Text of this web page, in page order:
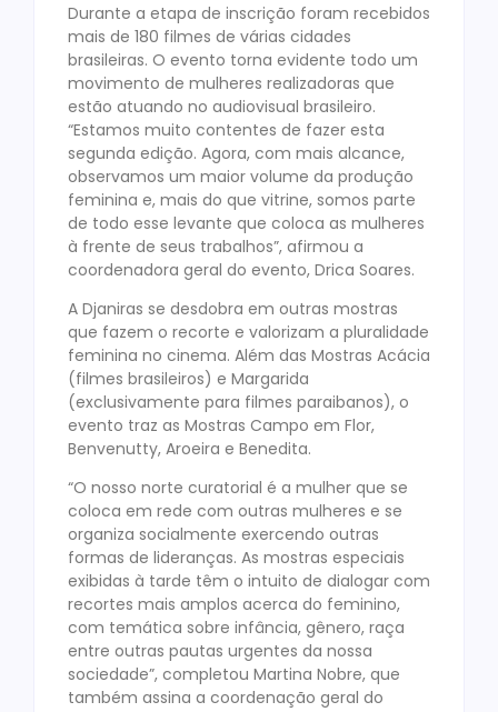
Durante a etapa de inscrição foram recebidos
mais de 180 filmes de várias cidades
brasileiras. O evento torna evidente todo um
movimento de mulheres realizadoras que
estão atuando no audiovisual brasileiro.
“Estamos muito contentes de fazer esta
segunda edição. Agora, com mais alcance,
observamos um maior volume da produção
feminina e, mais do que vitrine, somos parte
de todo esse levante que coloca as mulheres
à frente de seus trabalhos”, afirmou a
coordenadora geral do evento, Drica Soares.
A Djaniras se desdobra em outras mostras
que fazem o recorte e valorizam a pluralidade
feminina no cinema. Além das Mostras Acácia
(filmes brasileiros) e Margarida
(exclusivamente para filmes paraibanos), o
evento traz as Mostras Campo em Flor,
Benvenutty, Aroeira e Benedita.
“O nosso norte curatorial é a mulher que se
coloca em rede com outras mulheres e se
organiza socialmente exercendo outras
formas de lideranças. As mostras especiais
exibidas à tarde têm o intuito de dialogar com
recortes mais amplos acerca do feminino,
com temática sobre infância, gênero, raça
entre outras pautas urgentes da nossa
sociedade”, completou Martina Nobre, que
também assina a coordenação geral do